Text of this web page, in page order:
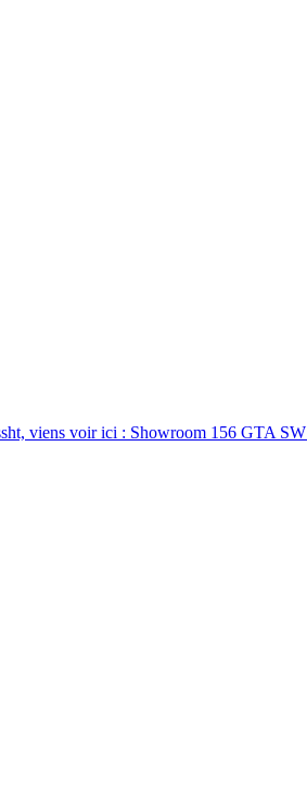
viens voir ici : Showroom 156 GTA SW